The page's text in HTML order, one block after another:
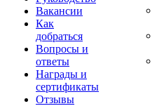
Вакансии
Как
добраться
Вопросы и
ответы
Награды и
сертификаты
Отзывы